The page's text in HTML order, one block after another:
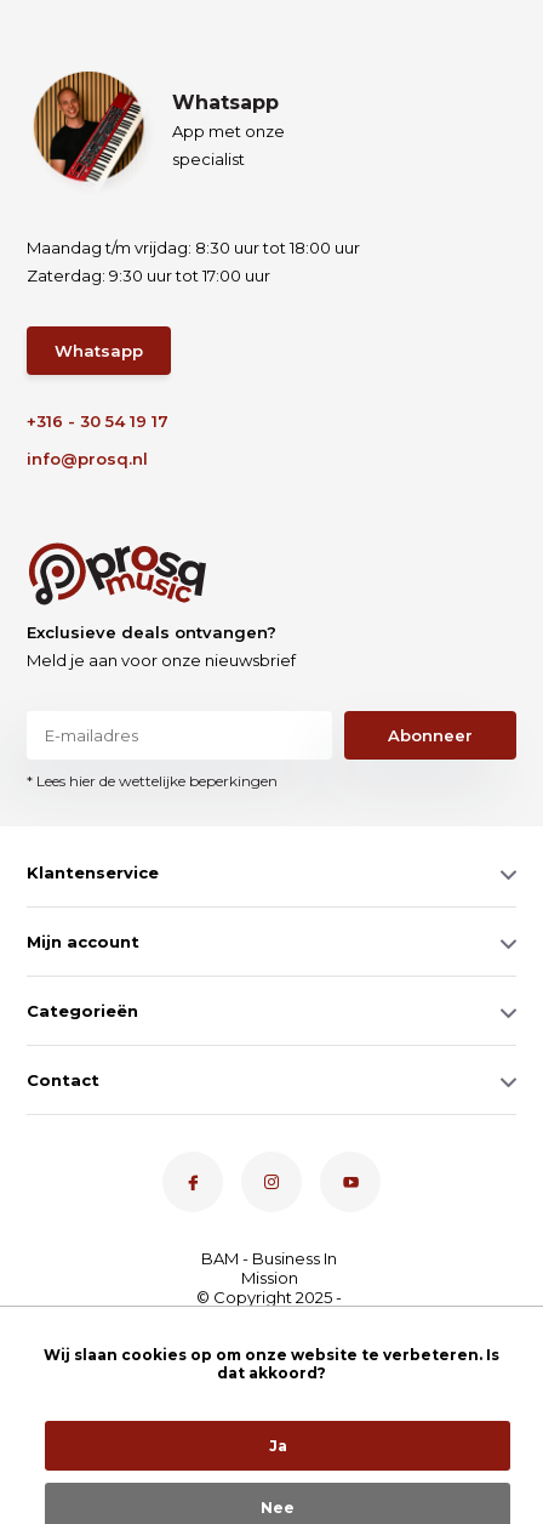
Whatsapp
App met onze
specialist
Maandag t/m vrijdag: 8:30 uur tot 18:00 uur
Zaterdag: 9:30 uur tot 17:00 uur
Whatsapp
+316 - 30 54 19 17
info@prosq.nl
Exclusieve deals ontvangen?
Meld je aan voor onze nieuwsbrief
Abonneer
* Lees hier de wettelijke beperkingen
Klantenservice
Mijn account
Categorieën
Contact
Nederland4,7- bekijk
onze 100+ reviews
Wij slaan cookies op om onze website te verbeteren. Is
dat akkoord?
Ja
Nee